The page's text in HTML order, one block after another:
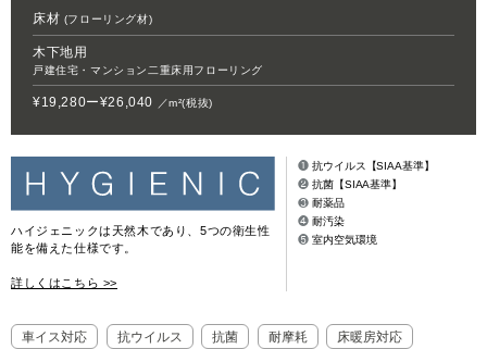
お客様窓口
プロユーザーサイト
フローリングリフォームお悩み解決サイト
フローリング総合研究所
採用情報
床材 (フローリング材)
木下地用
戸建住宅・マンション二重床用フローリング
¥19,280ー¥26,040 ／m²(税抜)
ハイジェニックは天然木であり、5つの衛生性
能を備えた仕様です。
詳しくはこちら >>
❶ 抗ウイルス【SIAA基準】
❷ 抗菌【SIAA基準】
❸ 耐薬品
❹ 耐汚染
❺ 室内空気環境
車イス対応 抗ウイルス 抗菌 耐摩耗 床暖房対応